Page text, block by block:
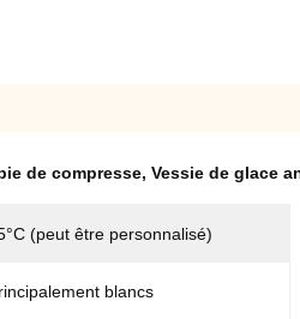
de compresse, Vessie de glace
(peut être personnalisé)
blancs